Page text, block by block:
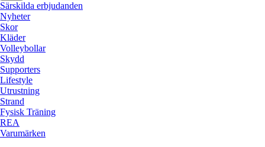
Särskilda erbjudanden
Nyheter
Skor
Kläder
Volleybollar
Skydd
Supporters
Lifestyle
Utrustning
Strand
Fysisk Träning
REA
Varumärken